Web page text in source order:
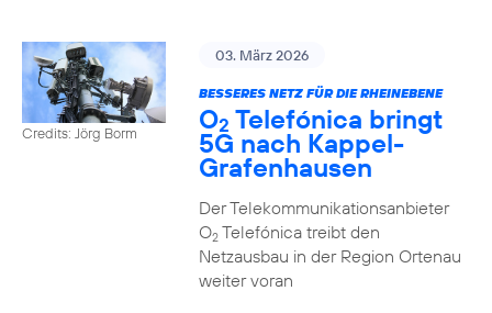
Credits: Jörg Borm
03. März 2026
BESSERES NETZ FÜR DIE RHEINEBENE
O2 Telefónica bringt
5G nach Kappel-
Grafenhausen
Der Telekommunikationsanbieter
O2Telefónica treibt den
Netzausbau in der Region Ortenau
weiter voran